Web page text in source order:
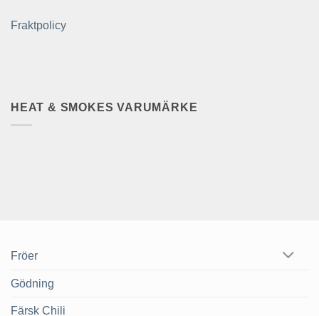
Fraktpolicy
HEAT & SMOKES VARUMÄRKE
Fröer
Gödning
Färsk Chili